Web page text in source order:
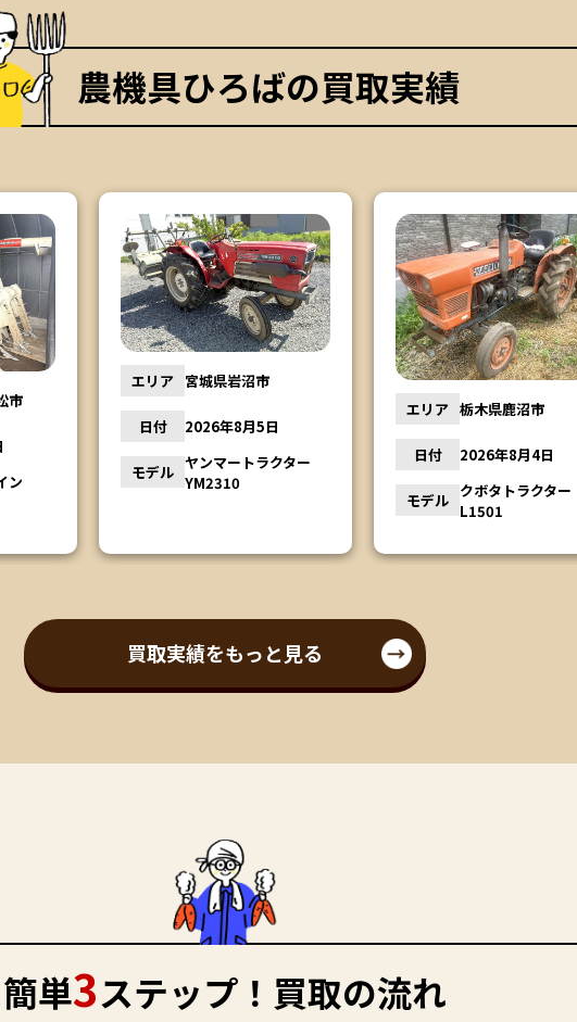
農機具ひろばの買取実績
市
ン
エリア 宮城県岩沼市
日付 2026年8月5日
モデル ヤンマートラクター
YM2310
エリア 栃木県鹿沼市
日付 2026年8月4日
モデル クボタトラクター
L1501
買取実績をもっと見る
簡単3ステップ！買取の流れ